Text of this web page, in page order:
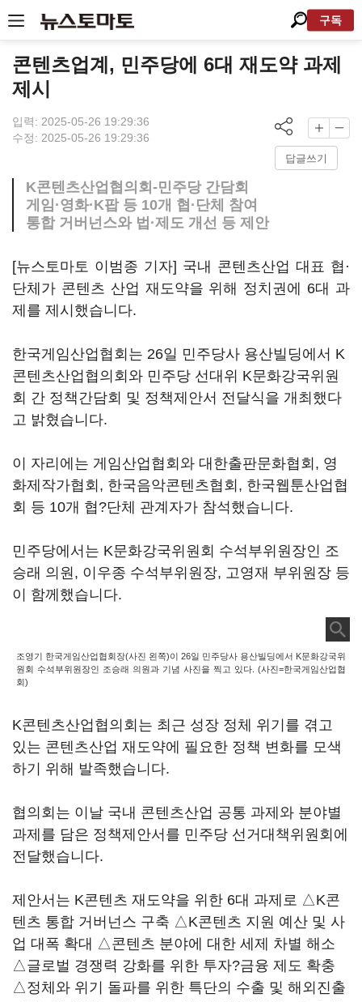
구독
콘텐츠업계, 민주당에 6대 재도약 과제
제시
입력: 2025-05-26 19:29:36
수정: 2025-05-26 19:29:36
답글쓰기
K콘텐츠산업협의회-민주당 간담회
게임·영화·K팝 등 10개 협·단체 참여
통합 거버넌스와 법·제도 개선 등 제안
[뉴스토마토 이범종 기자] 국내 콘텐츠산업 대표 협·
단체가 콘텐츠 산업 재도약을 위해 정치권에 6대 과
제를 제시했습니다.
한국게임산업협회는 26일 민주당사 용산빌딩에서 K
콘텐츠산업협의회와 민주당 선대위 K문화강국위원
회 간 정책간담회 및 정책제안서 전달식을 개최했다
고 밝혔습니다.
이 자리에는 게임산업협회와 대한출판문화협회, 영
화제작가협회, 한국음악콘텐츠협회, 한국웹툰산업협
회 등 10개 협?단체 관계자가 참석했습니다.
민주당에서는 K문화강국위원회 수석부위원장인 조
승래 의원, 이우종 수석부위원장, 고영재 부위원장 등
이 함께했습니다.
조영기 한국게임산업협회장(사진 왼쪽)이 26일 민주당사 용산빌딩에서 K문화강국위
원회 수석부위원장인 조승래 의원과 기념 사진을 찍고 있다. (사진=한국게임산업협
회)
K콘텐츠산업협의회는 최근 성장 정체 위기를 겪고
있는 콘텐츠산업 재도약에 필요한 정책 변화를 모색
하기 위해 발족했습니다.
협의회는 이날 국내 콘텐츠산업 공통 과제와 분야별
과제를 담은 정책제안서를 민주당 선거대책위원회에
전달했습니다.
제안서는 K콘텐츠 재도약을 위한 6대 과제로 △K콘
텐츠 통합 거버넌스 구축 △K콘텐츠 지원 예산 및 사
업 대폭 확대 △콘텐츠 분야에 대한 세제 차별 해소
△글로벌 경쟁력 강화를 위한 투자?금융 제도 확충
△정체와 위기 돌파를 위한 특단의 수출 및 해외진출